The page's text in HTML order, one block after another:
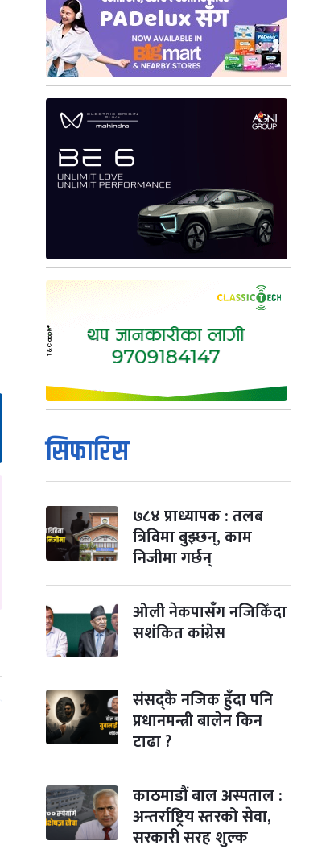
सिफारिस
७८४ प्राध्यापक : तलब
त्रिविमा बुझ्छन्, काम
निजीमा गर्छन्
ओली नेकपासँग नजिकिँदा
सशंकित कांग्रेस
संसद्कै नजिक हुँदा पनि
प्रधानमन्त्री बालेन किन
टाढा ?
काठमाडौं बाल अस्पताल :
अन्तर्राष्ट्रिय स्तरको सेवा,
सरकारी सरह शुल्क